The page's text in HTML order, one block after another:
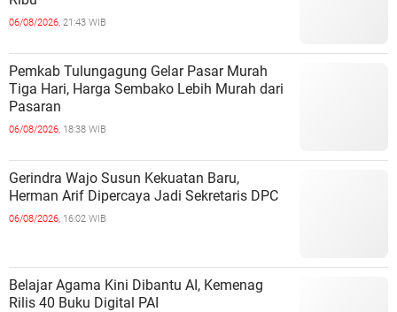
06/08/2026, 21:43 WIB
Pemkab Tulungagung Gelar Pasar Murah
Tiga Hari, Harga Sembako Lebih Murah dari
Pasaran
06/08/2026, 18:38 WIB
Gerindra Wajo Susun Kekuatan Baru,
Herman Arif Dipercaya Jadi Sekretaris DPC
06/08/2026, 16:02 WIB
Belajar Agama Kini Dibantu AI, Kemenag
Rilis 40 Buku Digital PAI